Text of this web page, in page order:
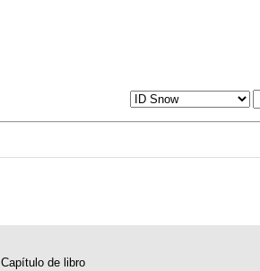
Capítulo de libro